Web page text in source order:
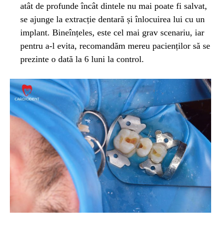
atât de profunde încât dintele nu mai poate fi salvat,
se ajunge la extracție dentară și înlocuirea lui cu un
implant. Bineînțeles, este cel mai grav scenariu, iar
pentru a-l evita, recomandăm mereu pacienților să se
prezinte o dată la 6 luni la control.